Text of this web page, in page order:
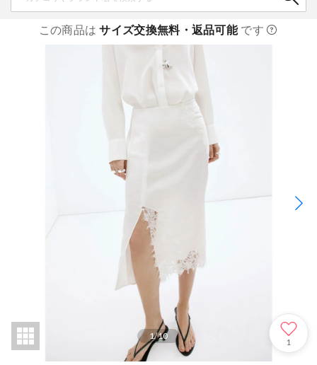
この商品はサイズ交換無料・返品可能です
1/10
1